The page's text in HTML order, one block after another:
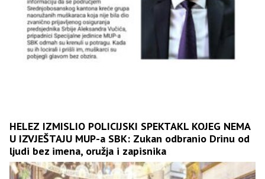
HELEZ IZMISLIO POLICIJSKI SPEKTAKL KOJEG NEMA
U IZVJEŠTAJU MUP-a SBK: Zukan odbranio Drinu od
ljudi bez imena, oružja i zapisnika